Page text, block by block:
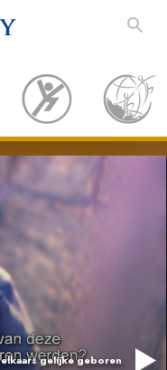
elkaars gelijke geboren